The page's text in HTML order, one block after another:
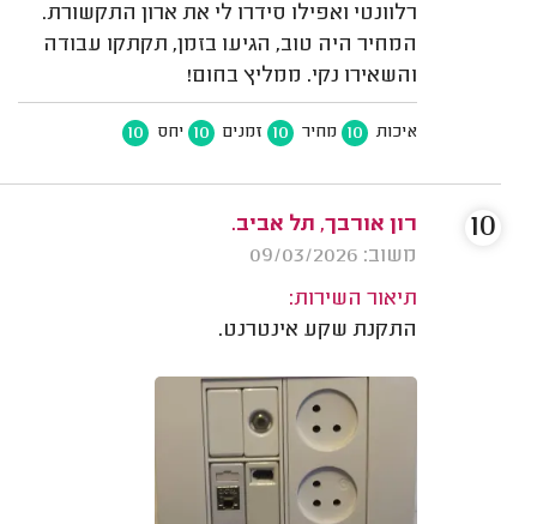
רלוונטי ואפילו סידרו לי את ארון התקשורת.
המחיר היה טוב, הגיעו בזמן, תקתקו עבודה
והשאירו נקי. ממליץ בחום!
איכות 10 מחיר 10 זמנים 10 יחס 10
רון אורבך, תל אביב.
משוב: 09/03/2026
תיאור השירות:
התקנת שקע אינטרנט.
10